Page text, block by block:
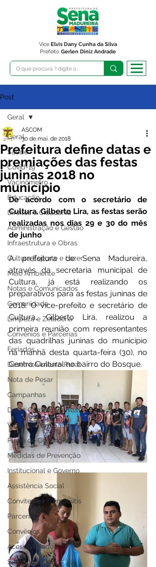
Prefeito Gerlen Diniz Andrade
Vice Elvis Dany Cunha da Silva
Post
Geral
Saúde
Covid-19
Vacinômetro
Educação
Direitos e Cidadania
Administração e Gestão
Infraestrutura e Obras
Cultura Esporte e Lazer
Meio Ambiente
Notas e Comunicados
Comunidade
Limpeza e Zeladoria
Convênios e Parcerias
Feriados
Desenvolvimento Rural
Nota de Pesar
Campanhas
Datas Comemorativas
Vigilância Em Saúde
Plano de Contingência
Medidas de Prevenção
Institucional e Governo
Assistência Social
Convites e Informativos
Parcerias
Convênios
Acessibilidade
Serviços Urbanos
Geral
Prefeitura define datas e
premiações das festas
juninas 2018 no
município
ASCOM
30 de mai. de 2018
De acordo com o secretário de
Cultura, Gilberto Lira, as festas serão
realizadas nos dias 29 e 30 do mês
de junho
A prefeitura de Sena Madureira,
através da secretaria municipal de
Cultura, já está realizando os
preparativos para as festas juninas de
2018. O vice-prefeito e secretário de
Cultura, Gilberto Lira, realizou a
primeira reunião com representantes
das quadrilhas juninas do município
na manhã desta quarta-feira (30), no
Centro Cultural no bairro do Bosque.